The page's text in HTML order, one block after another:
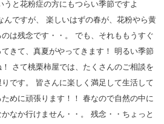
うと花粉症の方にもつらい季節ですよ
ですが、
楽しいはずの春が、花粉やら黄
は残念です・・。
でも、それももうすぐ
きて、真夏がやってきます！
明るい季節
さて桃栗柿屋では、たくさんのご相談を
です。
皆さんに楽しく満足して生活して
めに頑張ります！！
春なので自然の中に
なか行けません・・。
残念・・ちょっと